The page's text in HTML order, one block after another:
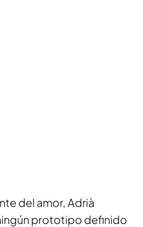
del amor, Adrià
prototipo definido